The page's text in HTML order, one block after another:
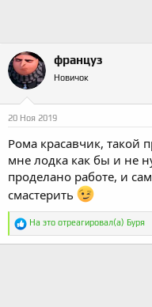
француз
Новичок
20 Ноя 2019
Рома красавчик, такой
мне лодка как бы и не
проделано работе, и
смастерить
Р
а
На это отреагировал(а) Буря